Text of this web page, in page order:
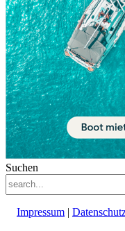
Suchen
Impressum |